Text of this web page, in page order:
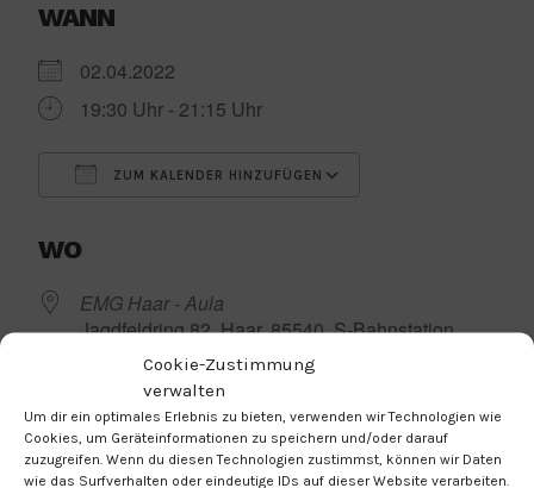
Cookie-Zustimmung
verwalten
Um dir ein optimales Erlebnis zu bieten, verwenden wir Technologien wie
Cookies, um Geräteinformationen zu speichern und/oder darauf
zuzugreifen. Wenn du diesen Technologien zustimmst, können wir Daten
wie das Surfverhalten oder eindeutige IDs auf dieser Website verarbeiten.
WANN
02.04.2022
19:30 Uhr - 21:15 Uhr
ZUM KALENDER HINZUFÜGEN
WO
EMG Haar - Aula
Jagdfeldring 82, Haar, 85540, S-Bahnstation